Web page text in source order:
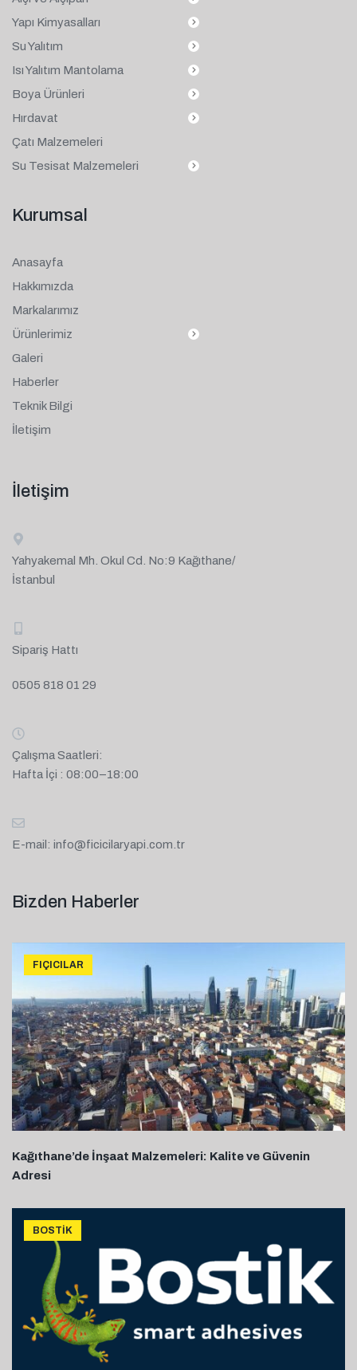
Yapı Kimyasalları
Su Yalıtım
Isı Yalıtım Mantolama
Boya Ürünleri
Hırdavat
Çatı Malzemeleri
Su Tesisat Malzemeleri
Bizden Haberler
FIÇICILAR
Kağıthane’de İnşaat Malzemeleri: Kalite ve Güvenin
Adresi
BOSTIK
Kurumsal
Anasayfa
Hakkımızda
Markalarımız
Ürünlerimiz
Galeri
Haberler
Teknik Bilgi
İletişim
İletişim
Yahyakemal Mh. Okul Cd. No:9 Kağıthane/
İstanbul
Sipariş Hattı
0505 818 01 29
Çalışma Saatleri:
Hafta İçi : 08:00–18:00
E-mail: info@ficicilaryapi.com.tr